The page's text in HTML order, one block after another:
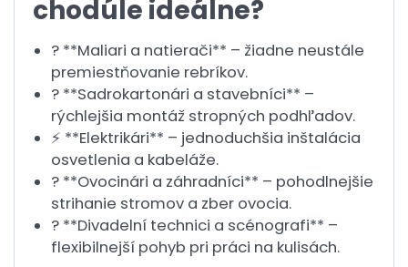
chodúle ideálne?
? **Maliari a natierači** – žiadne neustále
premiestňovanie rebríkov.
?️ **Sadrokartonári a stavebníci** –
rýchlejšia montáž stropných podhľadov.
⚡ **Elektrikári** – jednoduchšia inštalácia
osvetlenia a kabeláže.
? **Ovocinári a záhradníci** – pohodlnejšie
strihanie stromov a zber ovocia.
? **Divadelní technici a scénografi** –
flexibilnejší pohyb pri práci na kulisách.